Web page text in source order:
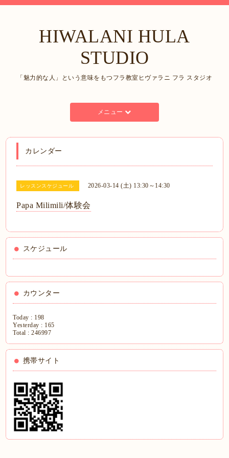
HIWALANI HULA
STUDIO
「魅力的な人」という意味をもつフラ教室ヒヴァラニ フラ スタジオ
メニュー
カレンダー
レッスンスケジュール 2026-03-14 (土) 13:30～14:30
Papa Milimili/体験会
スケジュール
カウンター
Today : 198
Yesterday : 165
Total :246997
携帯サイト